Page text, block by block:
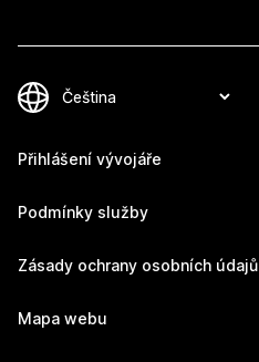
Přihlášení vývojáře
Podmínky služby
Zásady ochrany osobních údajů
Mapa webu